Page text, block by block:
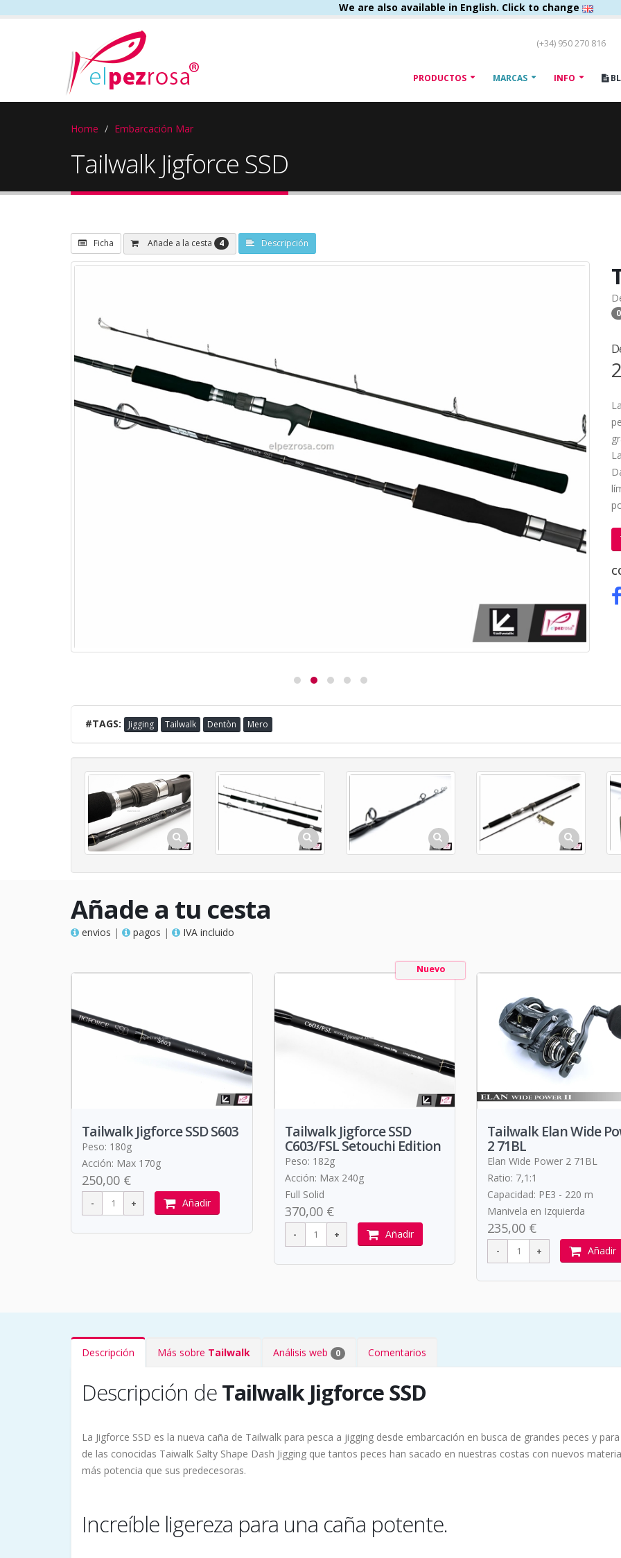
We are also available in English. Click to change
(+34) 950 270 816
PRODUCTOS MARCAS INFO
Home Embarcación Mar
Tailwalk Jigforce SSD
Ficha Añade a la cesta 4 Descripción
0
#TAGS: Jigging Tailwalk Dentòn Mero
Añade a tu cesta
envios | pagos | IVA incluido
Tailwalk Jigforce SSD S603
Peso: 180g
Acción: Max 170g
250,00 €
Añadir
Nuevo
Tailwalk Jigforce SSD
C603/FSL Setouchi Edition
Peso: 182g
Acción: Max 240g
Full Solid
370,00 €
Añadir
Tailwalk Elan Wide
2 71BL
Elan Wide Power 2 71BL
Ratio: 7,1:1
Capacidad: PE3 - 220 m
Manivela en Izquierda
235,00 €
Añadir
Descripción Más sobre Tailwalk Análisis web 0 Comentarios
Descripción deTailwalk Jigforce SSD
La Jigforce SSD es la nueva caña de Tailwalk para pesca a jigging desde embarcación en busca de grandes peces y
de las conocidas Taiwalk Salty Shape Dash Jigging que tantos peces han sacado en nuestras costas con nuevos
más potencia que sus predecesoras.
Increíble ligereza para una caña potente.